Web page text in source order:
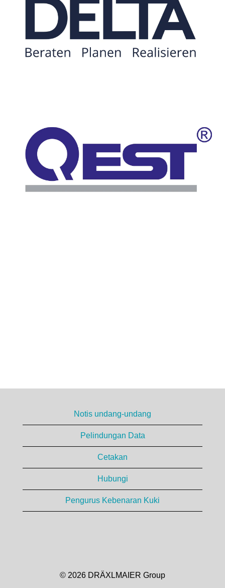
Notis undang-undang
Pelindungan Data
Cetakan
Hubungi
Pengurus Kebenaran Kuki
© 2026 DRÄXLMAIER Group